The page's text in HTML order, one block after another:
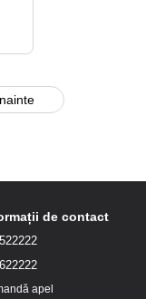
de contact
apel